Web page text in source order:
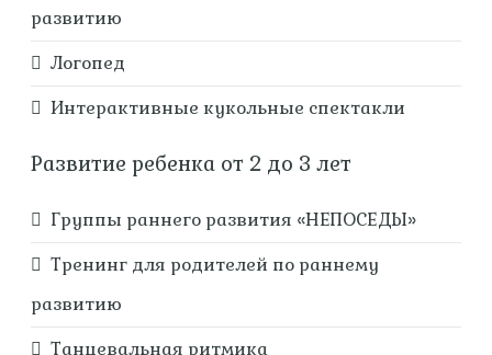
развитию
Логопед
Интерактивные кукольные спектакли
Развитие ребенка от 2 до 3 лет
Группы раннего развития «НЕПОСЕДЫ»
Тренинг для родителей по раннему
развитию
Танцевальная ритмика